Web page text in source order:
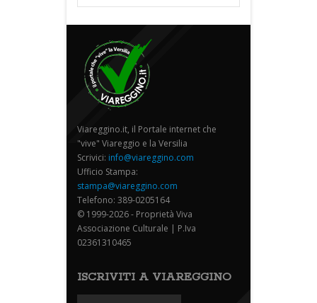
Viareggino.it, il Portale internet che
"vive" Viareggio e la Versilia
Scrivici: info@viareggino.com
Ufficio Stampa:
stampa@viareggino.com
Telefono: 389-0205164
© 1999-2026 - Proprietà Viva
Associazione Culturale | P.Iva
02361310465
ISCRIVITI A VIAREGGINO